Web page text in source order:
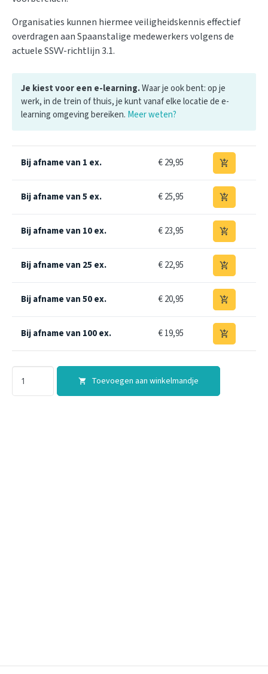
Organisaties kunnen hiermee veiligheidskennis effectief
overdragen aan Spaanstalige medewerkers volgens de
actuele SSVV-richtlijn 3.1.
Je kiest voor een e-learning.Waar je ook bent: op je
werk, in de trein of thuis, je kunt vanaf elke locatie de e-
learning omgeving bereiken. Meer weten?
Bij afname van 1 ex. € 29,95 add_shopping_cart
Bij afname van 5 ex. € 25,95 add_shopping_cart
Bij afname van 10 ex. € 23,95 add_shopping_cart
Bij afname van 25 ex. € 22,95 add_shopping_cart
Bij afname van 50 ex. € 20,95 add_shopping_cart
Bij afname van 100 ex. € 19,95 add_shopping_cart
shopping_cart Toevoegen aan winkelmandje